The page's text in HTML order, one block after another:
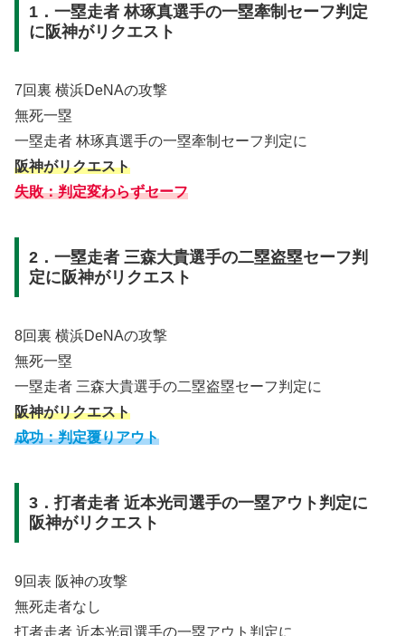
1．一塁走者 林琢真選手の一塁牽制セーフ判定
に阪神がリクエスト
7回裏 横浜DeNAの攻撃
無死一塁
一塁走者 林琢真選手の一塁牽制セーフ判定に
阪神がリクエスト
失敗：判定変わらずセーフ
2．一塁走者 三森大貴選手の二塁盗塁セーフ判
定に阪神がリクエスト
8回裏 横浜DeNAの攻撃
無死一塁
一塁走者 三森大貴選手の二塁盗塁セーフ判定に
阪神がリクエスト
成功：判定覆りアウト
3．打者走者 近本光司選手の一塁アウト判定に
阪神がリクエスト
9回表 阪神の攻撃
無死走者なし
打者走者 近本光司選手の一塁アウト判定に